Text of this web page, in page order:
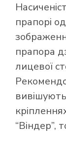
прапорі
прапора
лицевої
“Віндер”,